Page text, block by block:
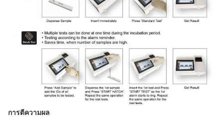
การตีความผล